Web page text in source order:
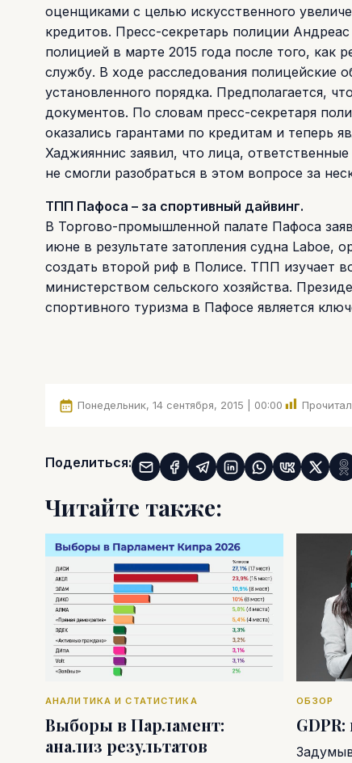
оценщиками с целью искусственного
кредитов. Пресс-секретарь полиции
полицией в марте 2015 года после того, как
службу. В ходе расследования полицейские
установленного порядка. Предполагается,
документов. По словам пресс-секретаря
оказались гарантами по кредитам и теперь
Хаджияннис заявил, что лица,
не смогли разобраться в этом вопросе за
ТПП Пафоса – за спортивный дайвинг.
В Торгово-промышленной палате Пафоса
июне в результате затопления судна Laboe,
создать второй риф в Полисе. ТПП изучает
министерством сельского хозяйства.
спортивного туризма в Пафосе является
Понедельник, 14 сентября, 2015 | 00:00
Поделиться:
Читайте также:
АНАЛИТИКА И СТАТИСТИКА
Выборы в Парламент:
анализ результатов
ОБЗОР